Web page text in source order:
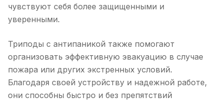
чувствуют себя более защищенными и
уверенными.
Триподы с антипаникой также помогают
организовать эффективную эвакуацию в случае
пожара или других экстренных условий.
Благодаря своей устройству и надежной работе,
они способны быстро и без препятствий